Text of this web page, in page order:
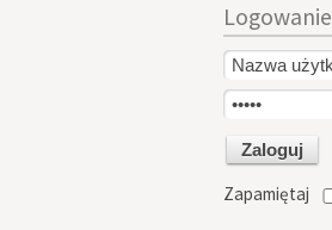
Logowanie
Zapamiętaj